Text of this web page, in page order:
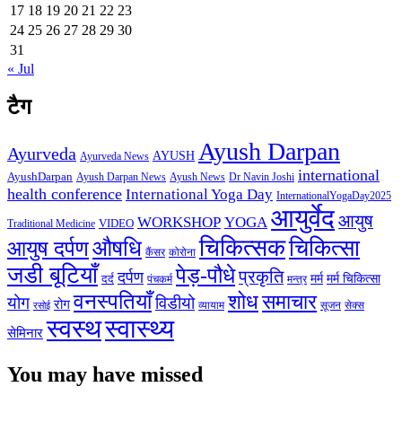
17 18 19 20 21 22 23
24 25 26 27 28 29 30
31
« Jul
टैग
Ayurveda Ayurveda News AYUSH Ayush Darpan
AyushDarpan Ayush Darpan News Ayush News Dr Navin Joshi international
health conference International Yoga Day InternationalYogaDay2025
Traditional Medicine VIDEO WORKSHOP YOGA आयुर्वेदआयुष
आयुष दर्पणऔषधि कैंसर कोरोना चिकित्सकचिकित्सा
जडी बूटियाँ दर्द दर्पण पंचकर्म पेड़-पौधेप्रकृति मन्त्र मर्म मर्म चिकित्सा
योग रसोई रोग वनस्पतियाँविडीयो व्यायाम शोधसमाचार सूजन सेक्स
सेमिनार स्वस्थस्वास्थ्य
You may have missed